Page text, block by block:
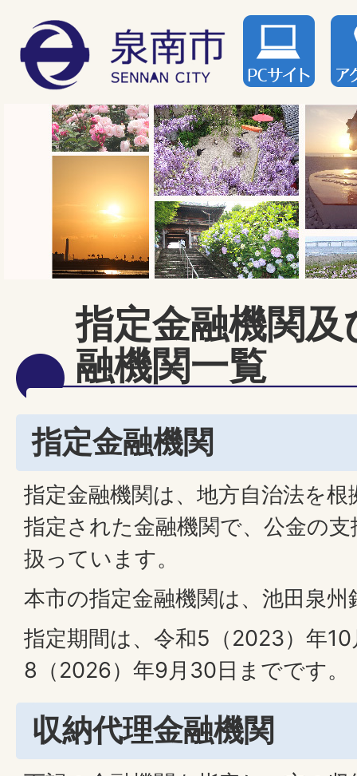
指定金融機関
融機関一覧
指定金融機関
指定金融機関は、地方自治法を
指定された金融機関で、公金の
扱っています。
本市の指定金融機関は、池田泉州
指定期間は、令和5（2023）年
8（2026）年9月30日までです。
収納代理金融機関